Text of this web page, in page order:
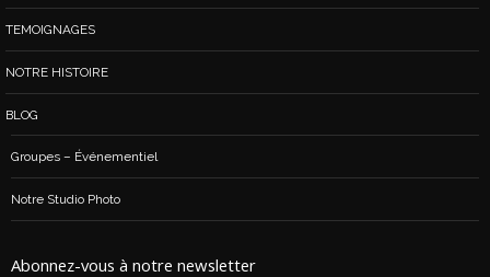
TEMOIGNAGES
NOTRE HISTOIRE
BLOG
Groupes – Événementiel
Notre Studio Photo
Abonnez-vous à notre newsletter